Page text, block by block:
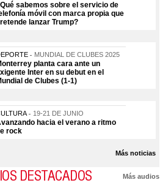
sabemos sobre el servicio de
móvil con marca propia que
lanzar Trump?
MUNDIAL DE CLUBES 2025
planta cara ante un
Inter en su debut en el
de Clubes (1-1)
19-21 DE JUNIO
hacia el verano a ritmo
rock
Más noticias
DESTACADOS Más audios